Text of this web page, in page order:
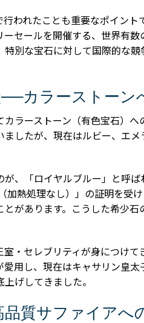
われたことも重要なポイン
セールを開催する、世界有
別な宝石に対して国際的な
カラーストーン
ラーストーン（有色宝石）
したが、現在はルビー、エ
、「ロイヤルブルー」と呼
加熱処理なし）」の証明を受
があります。こうした希少
・セレブリティが身につけ
用し、現在はキャサリン皇
げしてきました。
質サファイアへ